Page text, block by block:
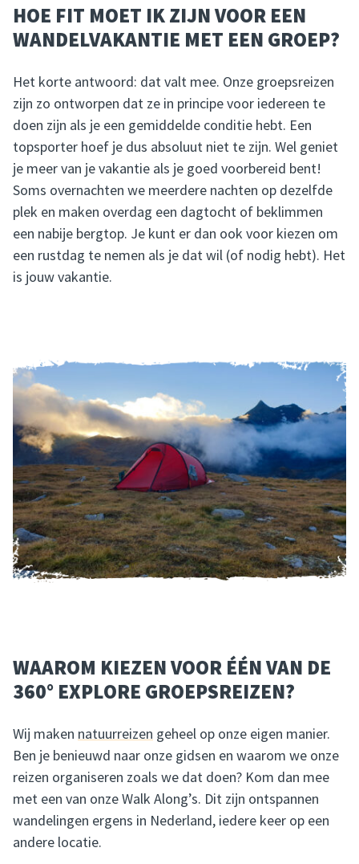
HOE FIT MOET IK ZIJN VOOR EEN
WANDELVAKANTIE MET EEN GROEP?
Het korte antwoord: dat valt mee. Onze groepsreizen
zijn zo ontworpen dat ze in principe voor iedereen te
doen zijn als je een gemiddelde conditie hebt. Een
topsporter hoef je dus absoluut niet te zijn. Wel geniet
je meer van je vakantie als je goed voorbereid bent!
Soms overnachten we meerdere nachten op dezelfde
plek en maken overdag een dagtocht of beklimmen
een nabije bergtop. Je kunt er dan ook voor kiezen om
een rustdag te nemen als je dat wil (of nodig hebt). Het
is jouw vakantie.
WAAROM KIEZEN VOOR ÉÉN VAN DE
360° EXPLORE GROEPSREIZEN?
Wij maken natuurreizen geheel op onze eigen manier.
Ben je benieuwd naar onze gidsen en waarom we onze
reizen organiseren zoals we dat doen? Kom dan mee
met een van onze Walk Along’s. Dit zijn ontspannen
wandelingen ergens in Nederland, iedere keer op een
andere locatie.